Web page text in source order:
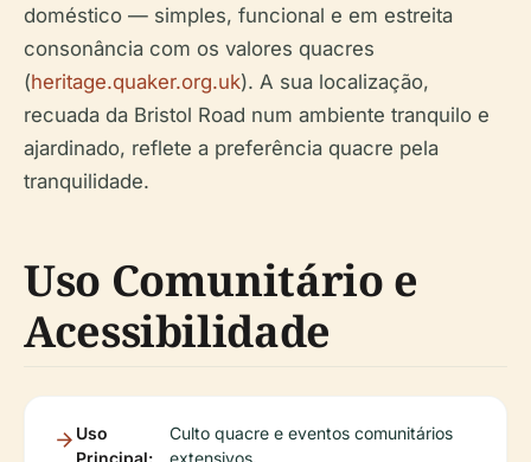
doméstico — simples, funcional e em estreita
consonância com os valores quacres
(heritage.quaker.org.uk). A sua localização,
recuada da Bristol Road num ambiente tranquilo e
ajardinado, reflete a preferência quacre pela
tranquilidade.
Uso Comunitário e
Acessibilidade
Uso
Culto quacre e eventos comunitários